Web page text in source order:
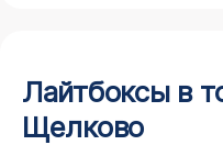
Лайтбоксы в
Щелково